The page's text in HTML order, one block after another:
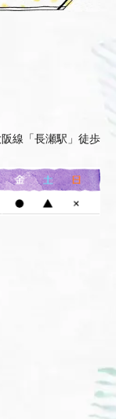
線「長瀬駅」徒歩